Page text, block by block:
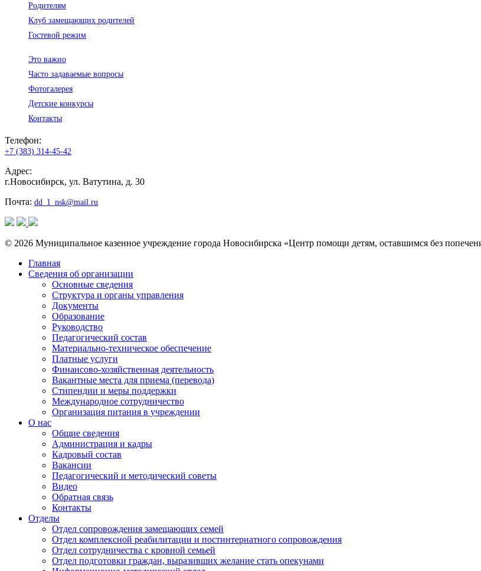
Родителям
Клуб замещающих родителей
Гостевой режим
Это важно
Часто задаваемые вопросы
Фотогалерея
Детские конкурсы
Контакты
Телефон:
+7 (383) 314-45-42
Адрес:
г.Новосибирск, ул. Ватутина, д. 30
Почта: dd_1_nsk@mail.ru
© 2026 Муниципальное казенное учреждение города Новосибирска «Центр помощи детям, оставшимся без
Главная
Сведения об организации
Основные сведения
Структура и органы управления
Документы
Образование
Руководство
Педагогический состав
Материально-техническое обеспечение
Платные услуги
Финансово-хозяйственная деятельность
Вакантные места для приема (перевода)
Стипендии и меры поддержки
Международное сотрудничество
Организация питания в учреждении
О нас
Общие сведения
Администрация и кадры
Кадровый состав
Вакансии
Педагогический и методический советы
Видео
Обратная связь
Контакты
Отделы
Отдел сопровождения замещающих семей
Отдел комплексной реабилитации и постинтернатного сопровождения
Отдел сотрудничества с кровной семьей
Отдел подготовки граждан, выразивших желание стать опекунами